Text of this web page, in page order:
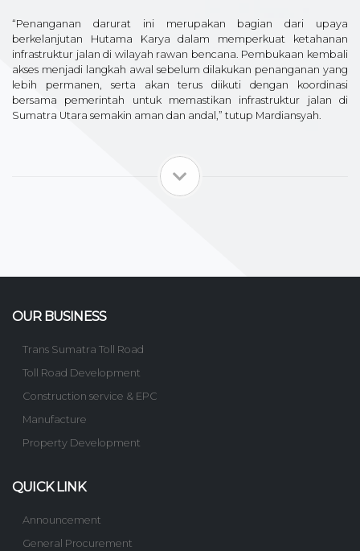
“Penanganan darurat ini merupakan bagian dari upaya
berkelanjutan Hutama Karya dalam memperkuat ketahanan
infrastruktur jalan di wilayah rawan bencana. Pembukaan kembali
akses menjadi langkah awal sebelum dilakukan penanganan yang
lebih permanen, serta akan terus diikuti dengan koordinasi
bersama pemerintah untuk memastikan infrastruktur jalan di
Sumatra Utara semakin aman dan andal,” tutup Mardiansyah.
OUR BUSINESS
Trans Sumatra Toll Road
Toll Road Development
Construction service & EPC
Manufacture
Property Development
QUICK LINK
Announcement
General Procurement